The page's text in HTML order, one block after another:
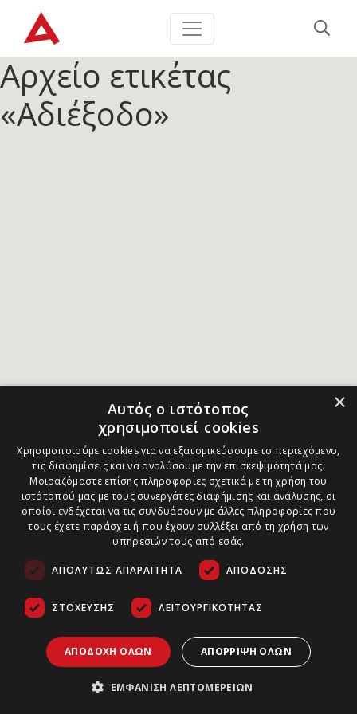
Αρχείο ετικέτας
«Αδιέξοδο»
×
Αυτός ο ιστότοπος
χρησιμοποιεί cookies
Χρησιμοποιούμε cookies για να εξατομικεύσουμε το περιεχόμενο,
τις διαφημίσεις και να αναλύσουμε την επισκεψιμότητά μας.
Μοιραζόμαστε επίσης πληροφορίες σχετικά με τη χρήση του
ιστότοπού μας με τους συνεργάτες διαφήμισης και ανάλυσης, οι
οποίοι ενδέχεται να τις συνδυάσουν με άλλες πληροφορίες που
τους έχετε παράσχει ή που έχουν συλλέξει από τη χρήση των
υπηρεσιών τους από εσάς.
ΑΠΟΛΎΤΩΣ ΑΠΑΡΑΊΤΗΤΑ ΑΠΌΔΟΣΗΣ
ΣΤΌΧΕΥΣΗΣ ΛΕΙΤΟΥΡΓΙΚΌΤΗΤΑΣ
ΑΠΟΔΟΧΉ ΌΛΩΝ ΑΠΌΡΡΙΨΗ ΌΛΩΝ
ΕΜΦΆΝΙΣΗ ΛΕΠΤΟΜΕΡΕΙΏΝ